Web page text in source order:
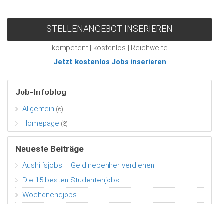
STELLENANGEBOT INSERIEREN
kompetent | kostenlos | Reichweite
Jetzt kostenlos Jobs inserieren
Job-Infoblog
Allgemein (6)
Homepage (3)
Neueste Beiträge
Aushilfsjobs – Geld nebenher verdienen
Die 15 besten Studentenjobs
Wochenendjobs